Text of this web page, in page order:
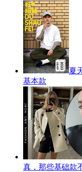
夏
基本款
真，那些基础款